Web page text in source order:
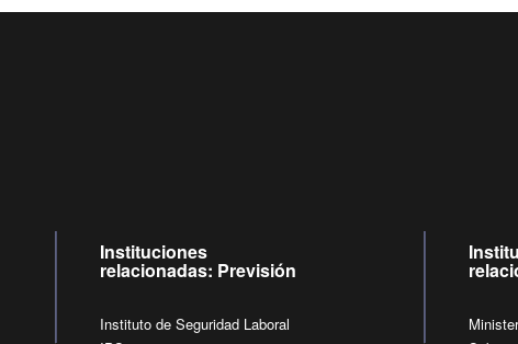
Instituciones
relacionadas: Previsión
Instituto de Seguridad Laboral